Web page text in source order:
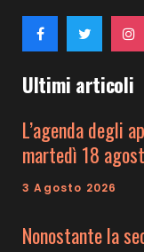
Ultimi articoli
L’agenda degli
martedì 18
3 Agosto 2026
Nonostante la